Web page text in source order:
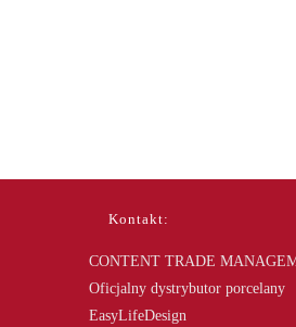
Kontakt:
CONTENT TRADE
Oficjalny dystrybutor porcelany
EasyLifeDesign